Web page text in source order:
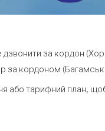
за кордон
кордоном
або тарифний план,